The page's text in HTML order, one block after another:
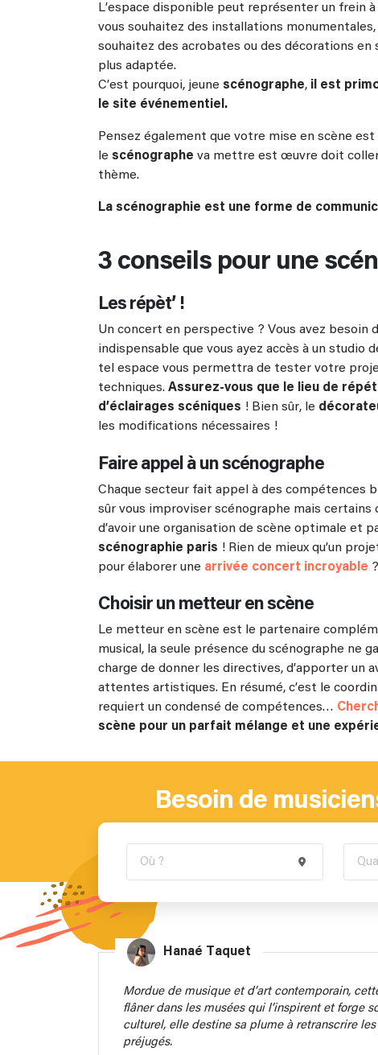
L’espace disponible peut représenter un frein
vous souhaitez des installations
souhaitez des acrobates ou des décorations en
plus adaptée.
C’est pourquoi, jeune scénographe, il est
le site événementiel.
Pensez également que votre mise en scène
le scénographe va mettre est œuvre doit coller
thème.
La scénographie est une forme de
3 conseils pour une
Les répèt’ !
Un concert en perspective ? Vous avez
indispensable que vous ayez accès à un studio
tel espace vous permettra de tester votre
techniques. Assurez-vous que le lieu de
d’éclairages scéniques ! Bien sûr, le
les modifications nécessaires !
Faire appel à un scénographe
Chaque secteur fait appel à des compétences
sûr vous improviser scénographe mais
d’avoir une organisation de scène optimale et
scénographie paris ! Rien de mieux qu’un
pour élaborer une arrivée concert incroyable ?
Choisir un metteur en scène
Le metteur en scène est le partenaire
musical, la seule présence du scénographe ne
charge de donner les directives, d’apporter un
attentes artistiques. En résumé, c’est le
requiert un condensé de compétences…
scène pour un parfait mélange et une
Besoin de
Hanaé Taquet
Mordue de musique et d’art contemporain,
flâner dans les musées qui l’inspirent et forge
culturel, elle destine sa plume à retranscrire
préjugés.